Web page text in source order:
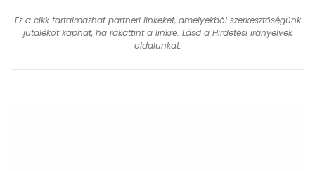
Ez a cikk tartalmazhat partneri linkeket, amelyekből szerkesztőségünk
jutalékot kaphat, ha rákattint a linkre. Lásd a Hirdetési irányelvek
oldalunkat.